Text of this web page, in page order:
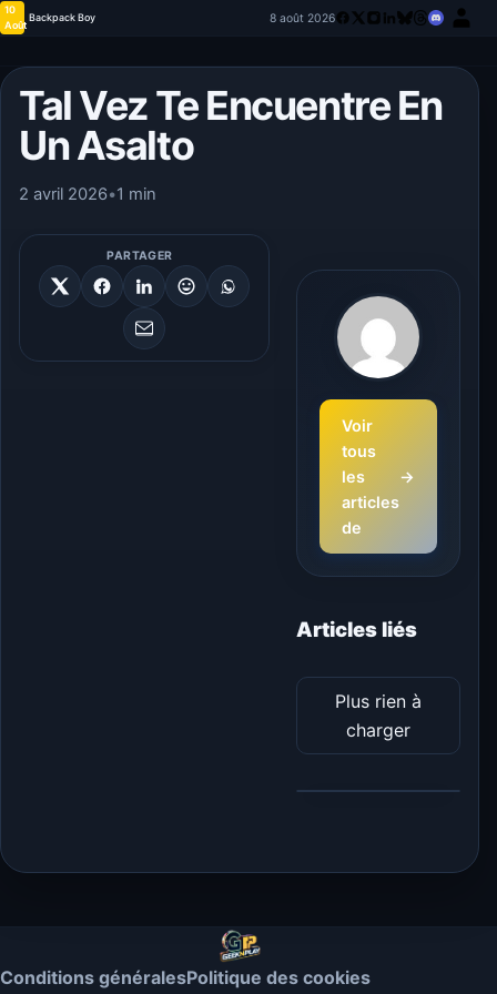
10
Août
Backpack Boy 8 août 2026
Tal Vez Te Encuentre En
Un Asalto
2 avril 2026•1 min
PARTAGER
Voir
tous
les
articles
de
→
Articles liés
Plus rien à
charger
Conditions généralesPolitique des cookies